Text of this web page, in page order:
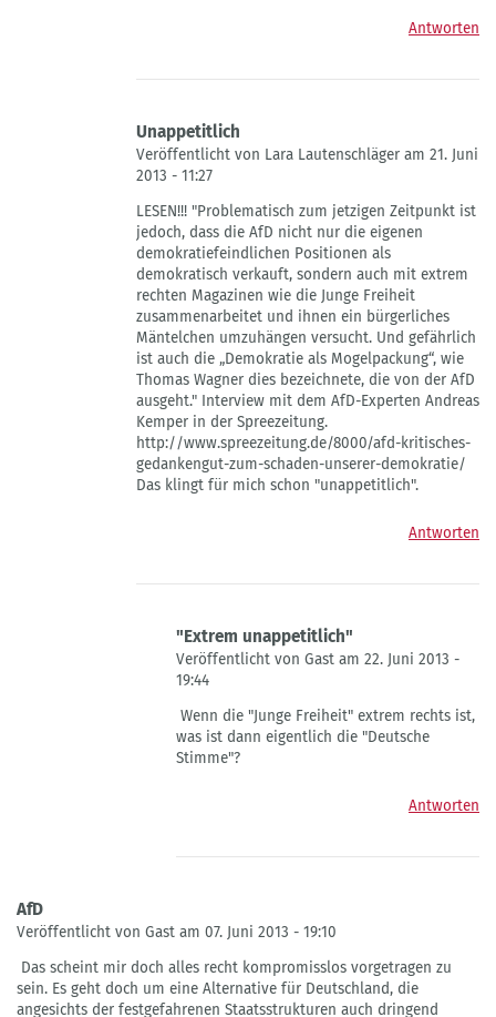
Antworten
Unappetitlich
Veröffentlicht von Lara Lautenschläger am 21. Juni
2013 - 11:27
auf
Meine
Frage,
ob
es
sich
dabei
von
Gast
LESEN!!! "Problematisch zum jetzigen Zeitpunkt ist
jedoch, dass die AfD nicht nur die eigenen
demokratiefeindlichen Positionen als
demokratisch verkauft, sondern auch mit extrem
rechten Magazinen wie die Junge Freiheit
zusammenarbeitet und ihnen ein bürgerliches
Mäntelchen umzuhängen versucht. Und gefährlich
ist auch die „Demokratie als Mogelpackung“, wie
Thomas Wagner dies bezeichnete, die von der AfD
ausgeht." Interview mit dem AfD-Experten Andreas
Kemper in der Spreezeitung.
http://www.spreezeitung.de/8000/afd-kritisches-
gedankengut-zum-schaden-unserer-demokratie/
Das klingt für mich schon "unappetitlich".
Antworten
"Extrem unappetitlich"
Veröffentlicht von Gast am 22. Juni 2013 -
19:44
auf
Unappetitlich
von
Wenn die "Junge Freiheit" extrem rechts ist,
was ist dann eigentlich die "Deutsche
Stimme"?
Antworten
AfD
Veröffentlicht von Gast am 07. Juni 2013 - 19:10
Das scheint mir doch alles recht kompromisslos vorgetragen zu
sein. Es geht doch um eine Alternative für Deutschland, die
angesichts der festgefahrenen Staatsstrukturen auch dringend